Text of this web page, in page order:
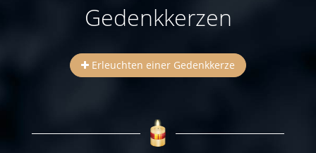
Gedenkkerzen
Erleuchten einer Gedenkkerze